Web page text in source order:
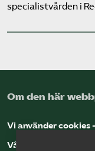
specialistvården i
Om den här
Vi använder cookies
Vår dataskyddspolicy